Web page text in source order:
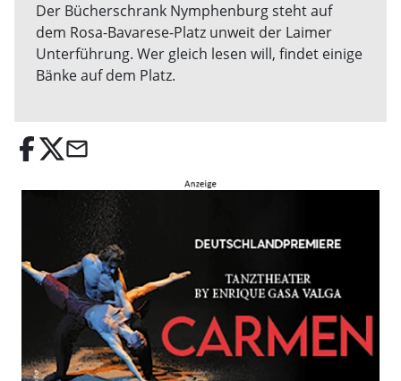
Der Bücherschrank Nymphenburg steht auf
dem Rosa-Bavarese-Platz unweit der Laimer
Unterführung. Wer gleich lesen will, findet einige
Bänke auf dem Platz.
email